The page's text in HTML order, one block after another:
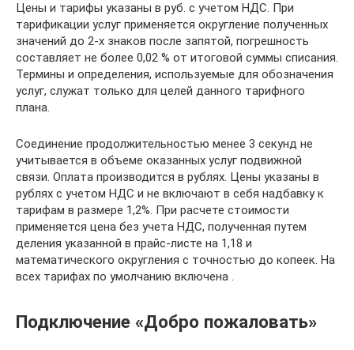
Цены и тарифы указаны в руб. с учетом НДС. При
тарификации услуг применяется округление полученных
значений до 2-х знаков после запятой, погрешность
составляет не более 0,02 % от итоговой суммы списания.
Термины и определения, используемые для обозначения
услуг, служат только для целей данного тарифного
плана.
Соединение продолжительностью менее 3 секунд не
учитывается в объеме оказанных услуг подвижной
связи. Оплата производится в рублях. Цены указаны в
рублях с учетом НДС и не включают в себя надбавку к
тарифам в размере 1,2%. При расчете стоимости
применяется цена без учета НДС, полученная путем
деления указанной в прайс-листе на 1,18 и
математического округления с точностью до копеек. На
всех тарифах по умолчанию включена .
Подключение «Добро пожаловать»